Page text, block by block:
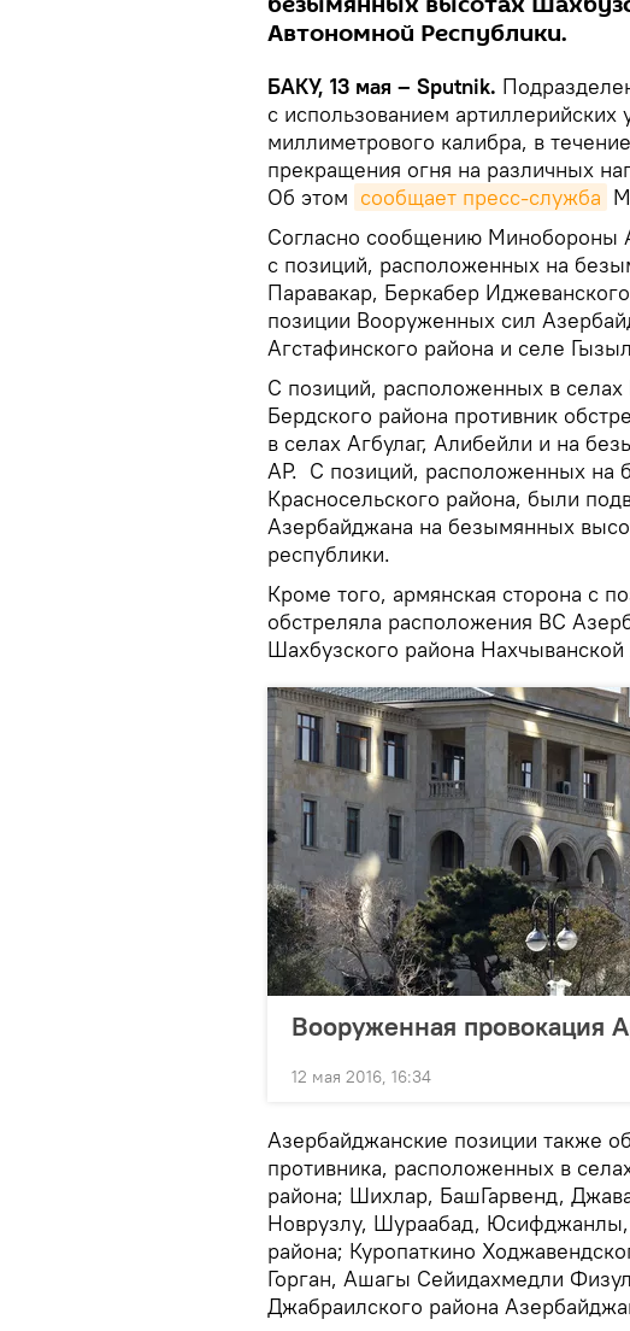
Автономной Республики.
БАКУ, 13 мая – Sputnik.
с использованием
миллиметрового калибра, в
прекращения огня на различных
Об этом сообщает пресс-служба
Согласно сообщению Минобороны
с позиций, расположенных на
Паравакар, Беркабер
позиции Вооруженных сил
Агстафинского района и селе
С позиций, расположенных в
Бердского района противник
в селах Агбулаг, Алибейли и на
АР. С позиций, расположенных на
Красносельского района, были
Азербайджана на безымянных
республики.
Кроме того, армянская сторона с
обстреляла расположения ВС
Шахбузского района
Вооруженная провокация
12 мая 2016, 16:34
Азербайджанские позиции также
противника, расположенных в
района; Шихлар, БашГарвенд,
Новрузлу, Шураабад,
района; Куропаткино
Горган, Ашагы Сейидахмедли
Джабраилского района